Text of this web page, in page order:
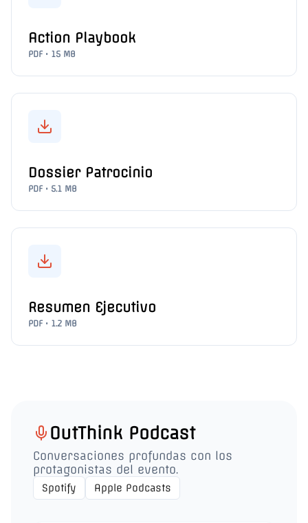
Action Playbook
PDF • 15 MB
Dossier Patrocinio
PDF • 5.1 MB
Resumen Ejecutivo
PDF • 1.2 MB
OutThink Podcast
Conversaciones profundas con los
protagonistas del evento.
Spotify Apple Podcasts